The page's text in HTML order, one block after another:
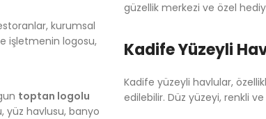
kurumsal
işletmenin logosu,
toptan logolu
yüz havlusu, banyo
güzellik merkezi ve özel
Kadife Yüzeyli
Kadife yüzeyli havlular,
edilebilir. Düz yüzeyi, renkli